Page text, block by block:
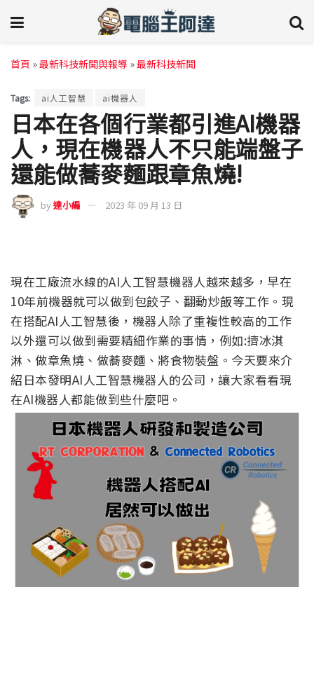
首頁 »最新科技新聞與報導 »最新科技新聞
Tags: ai人工智慧 ai機器人
日本在各個行業都引進AI機器
人，現在機器人不只能端盤子
還能做蕎麥麵跟章魚燒!
by達小編 2023 年 09 月 13 日
現在工廠流水線的AI人工智慧機器人越來越多，早在
10年前機器就可以做到包餃子、翻動炒飯等工作。現
在搭配AI人工智慧後，機器人除了重複性較高的工作
以外還可以做到需要精細作業的事情，例如:擠冰淇
淋、做章魚燒、做蕎麥麵、將食物裝盤。今天要來介
紹日本發明AI人工智慧機器人的公司，讓大家看看現
在AI機器人都能做到些什麼吧。